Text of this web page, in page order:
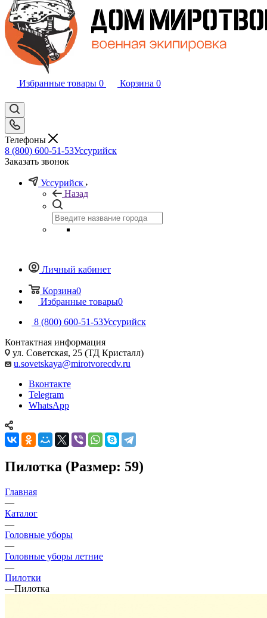
Избранные товары 0 Корзина 0
Телефоны
8 (800) 600-51-53Уссурийск
Заказать звонок
Уссурийск
Назад
Личный кабинет
Корзина0
Избранные товары0
8 (800) 600-51-53Уссурийск
Контактная информация
ул. Советская, 25 (ТД Кристалл)
u.sovetskaya@mirotvorecdv.ru
Вконтакте
Telegram
WhatsApp
Пилотка (Размер: 59)
Главная
—
Каталог
—
Головные уборы
—
Головные уборы летние
—
Пилотки
—Пилотка